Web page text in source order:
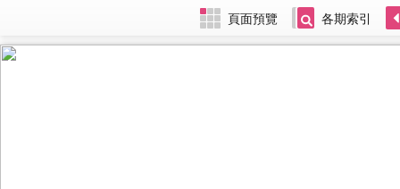
頁面預覽 各期索引